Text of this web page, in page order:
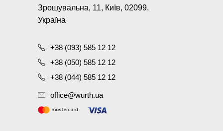
Зрошувальна, 11, Київ, 02099,
Україна
+38 (093) 585 12 12
+38 (050) 585 12 12
+38 (044) 585 12 12
office@wurth.ua